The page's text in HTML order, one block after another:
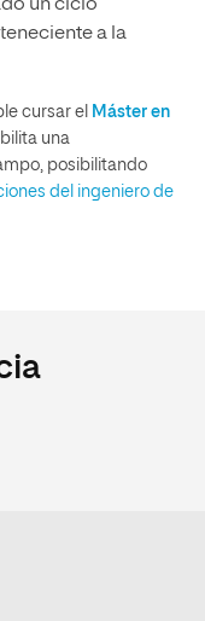
un ciclo
a la
cursar el Máster en
una
posibilitando
del ingeniero de